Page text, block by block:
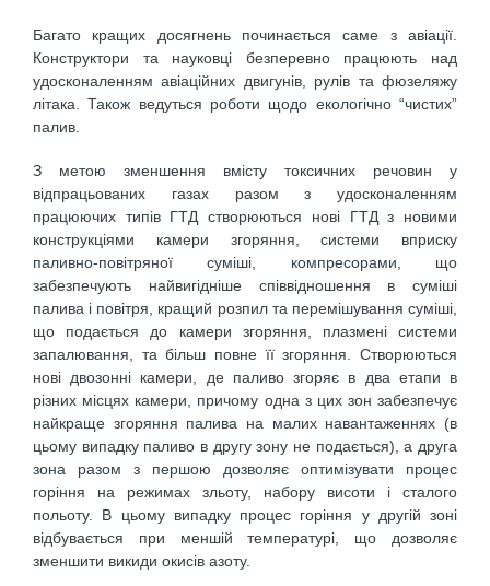
Багато кращих досягнень починається саме з авіації.
Конструктори та науковці безперевно працюють над
удосконаленням авіаційних двигунів, рулів та фюзеляжу
літака. Також ведуться роботи щодо екологічно “чистих”
палив.
З метою зменшення вмісту токсичних речовин у
відпрацьованих газах разом з удосконаленням
працюючих типів ГТД створюються нові ГТД з новими
конструкціями камери згоряння, системи вприску
паливно-повітряної суміші, компресорами, що
забезпечують найвигідніше співвідношення в суміші
палива і повітря, кращий розпил та перемішування суміші,
що подається до камери згоряння, плазмені системи
запалювання, та більш повне її згоряння. Створюються
нові двозонні камери, де паливо згоряє в два етапи в
різних місцях камери, причому одна з цих зон забезпечує
найкраще згоряння палива на малих навантаженнях (в
цьому випадку паливо в другу зону не подається), а друга
зона разом з першою дозволяє оптимізувати процес
горіння на режимах зльоту, набору висоти і сталого
польоту. В цьому випадку процес горіння у другій зоні
відбувається при меншій температурі, що дозволяє
зменшити викиди окисів азоту.